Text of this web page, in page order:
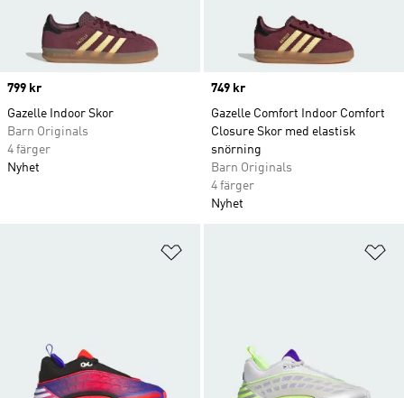
Price
799 kr
Gazelle Indoor Skor
Barn Originals
4 färger
Nyhet
Price
749 kr
Gazelle Comfort Indoor Comfort
Closure Skor med elastisk
snörning
Barn Originals
4 färger
Nyhet